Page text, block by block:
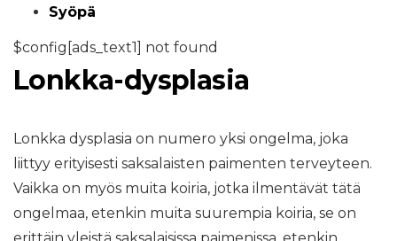
Syöpä
$config[ads_text1] not found
Lonkka-dysplasia
Lonkka dysplasia on numero yksi ongelma, joka
liittyy erityisesti saksalaisten paimenten terveyteen.
Vaikka on myös muita koiria, jotka ilmentävät tätä
ongelmaa, etenkin muita suurempia koiria, se on